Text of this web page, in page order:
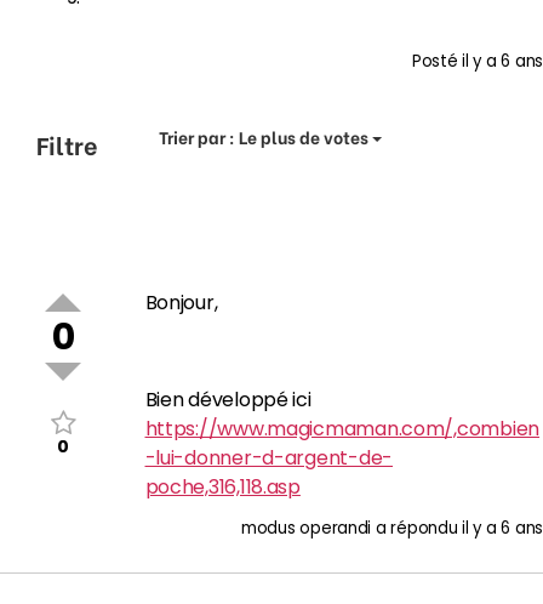
Postéil y a 6 ans
Filtre Trier par :Le plus de votes
0
0
Bonjour,
Bien développé ici
https://www.magicmaman.com/,combien
-lui-donner-d-argent-de-
poche,316,118.asp
modus operandi a réponduil y a 6 ans